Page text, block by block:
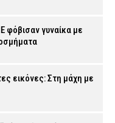
φόβισαν γυναίκα με
εικόνες: Στη μάχη με